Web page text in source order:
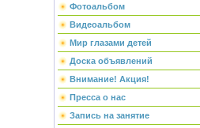
Фотоальбом
Видеоальбом
Мир глазами детей
Доска объявлений
Внимание! Акция!
Пресса о нас
Запись на занятие